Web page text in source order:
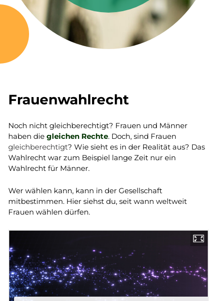
Frauenwahlrecht
Noch nicht gleichberechtigt? Frauen und Männer
haben diegleichen Rechte. Doch, sind Frauen
gleichberechtigt? Wie sieht es in der Realität aus? Das
Wahlrecht war zum Beispiel lange Zeit nur ein
Wahlrecht für Männer.
Wer wählen kann, kann in der Gesellschaft
mitbestimmen. Hier siehst du, seit wann weltweit
Frauen wählen dürfen.